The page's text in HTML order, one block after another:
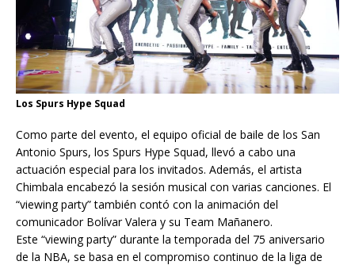
Los Spurs Hype Squad
Como parte del evento, el equipo oficial de baile de los San
Antonio Spurs, los Spurs Hype Squad, llevó a cabo una
actuación especial para los invitados. Además, el artista
Chimbala encabezó la sesión musical con varias canciones. El
“viewing party” también contó con la animación del
comunicador Bolívar Valera y su Team Mañanero.
Este “viewing party” durante la temporada del 75 aniversario
de la NBA, se basa en el compromiso continuo de la liga de